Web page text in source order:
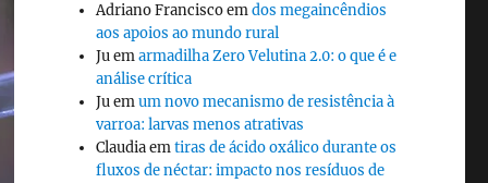
Adriano Franciscoemdos megaincêndios
aos apoios ao mundo rural
Juemarmadilha Zero Velutina 2.0: o que é e
análise crítica
Juemum novo mecanismo de resistência à
varroa: larvas menos atrativas
Claudiaemtiras de ácido oxálico durante os
fluxos de néctar: impacto nos resíduos de